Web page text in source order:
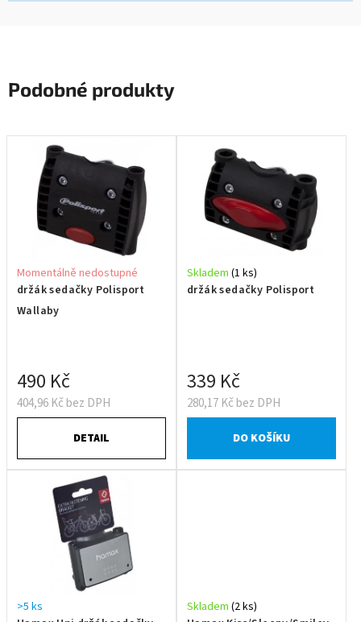
Podobné produkty
držák sedačky Polisport
Wallaby
Momentálně nedostupné
404,96 Kč bez DPH
490 Kč
DETAIL
držák sedačky Polisport
Skladem (1 ks)
280,17 Kč bez DPH
339 Kč
DO KOŠÍKU
>5 ks
Skladem (2 ks)